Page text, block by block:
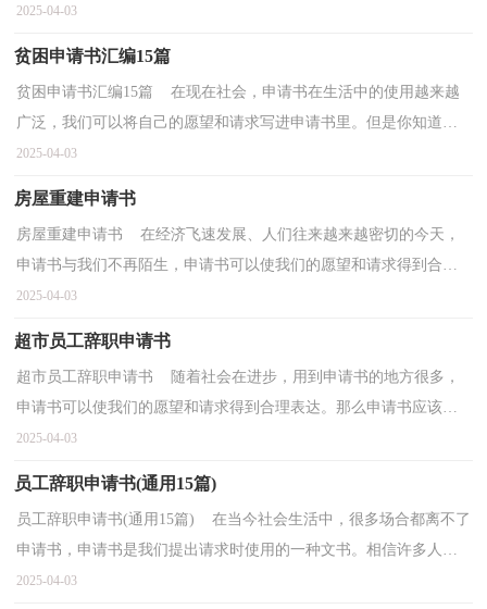
又在为写申请书犯愁了吧！下面是小编为大家整理的关...
2025-04-03
贫困申请书汇编15篇
贫困申请书汇编15篇 在现在社会，申请书在生活中的使用越来越
广泛，我们可以将自己的愿望和请求写进申请书里。但是你知道怎
样才能写的好吗？以下是小编整理的贫困申请书，欢迎大...
2025-04-03
房屋重建申请书
房屋重建申请书 在经济飞速发展、人们往来越来越密切的今天，
申请书与我们不再陌生，申请书可以使我们的愿望和请求得到合理
表达。来参考自己需要的申请书吧！下面是小编整理的...
2025-04-03
超市员工辞职申请书
超市员工辞职申请书 随着社会在进步，用到申请书的地方很多，
申请书可以使我们的愿望和请求得到合理表达。那么申请书应该怎
么写才合适呢？下面是小编整理的超市员工辞职申请书...
2025-04-03
员工辞职申请书(通用15篇)
员工辞职申请书(通用15篇) 在当今社会生活中，很多场合都离不了
申请书，申请书是我们提出请求时使用的一种文书。相信许多人会
觉得申请书很难写吧，下面是小编精心整理的员工辞...
2025-04-03